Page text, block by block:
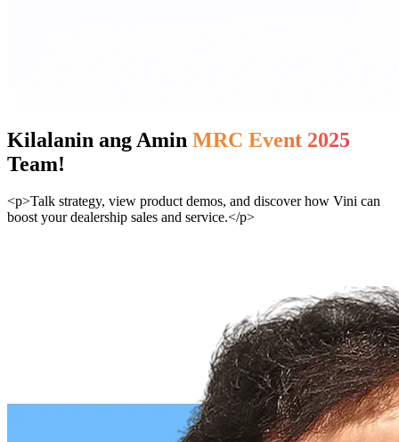
Kilalanin ang Amin MRC Event 2025
Team!
<p>Talk strategy, view product demos, and discover how Vini can
boost your dealership sales and service.</p>